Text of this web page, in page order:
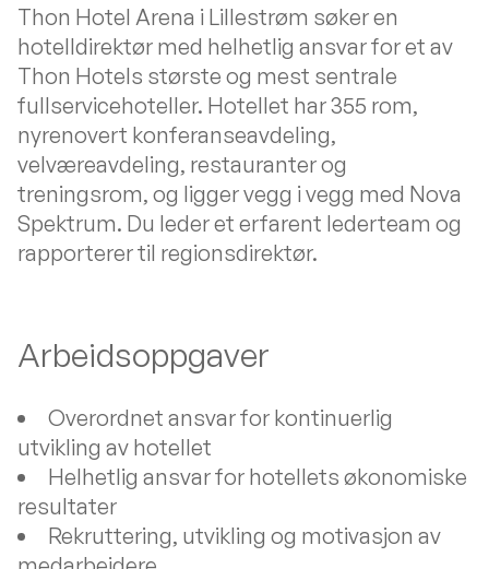
Thon Hotel Arena i Lillestrøm søker en
hotelldirektør med helhetlig ansvar for et av
Thon Hotels største og mest sentrale
fullservicehoteller. Hotellet har 355 rom,
nyrenovert konferanseavdeling,
velværeavdeling, restauranter og
treningsrom, og ligger vegg i vegg med Nova
Spektrum. Du leder et erfarent lederteam og
rapporterer til regionsdirektør.
Arbeidsoppgaver
Overordnet ansvar for kontinuerlig
utvikling av hotellet
Helhetlig ansvar for hotellets økonomiske
resultater
Rekruttering, utvikling og motivasjon av